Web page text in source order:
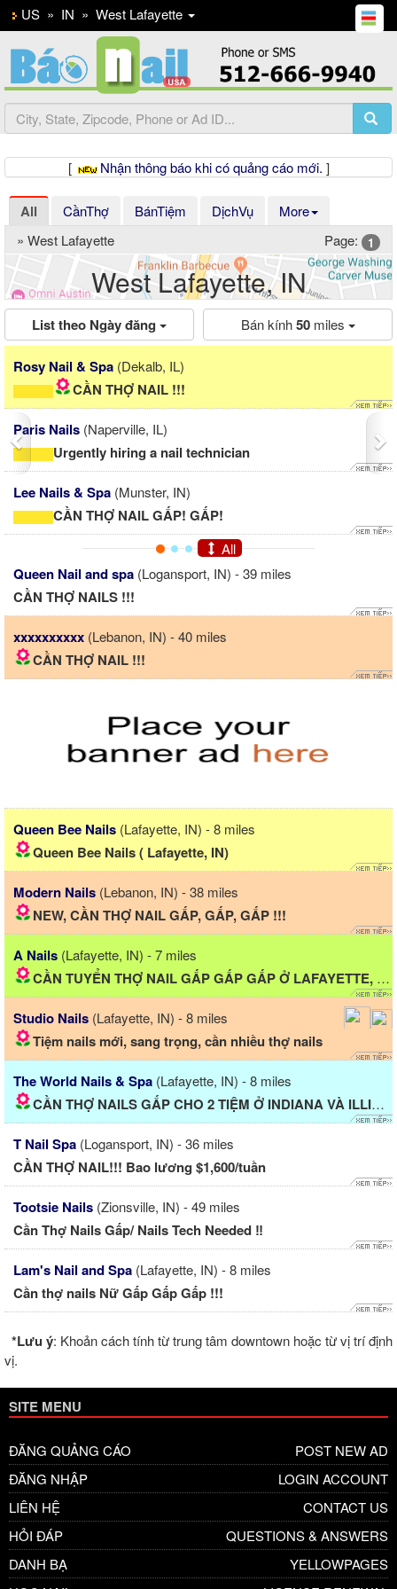
US » IN » West Lafayette
[ Nhận thông báo khi có quảng cáo mới. ]
All CầnThợ BánTiệm DịchVụ
More
» West Lafayette
Page: 1
West Lafayette, IN
List theo Ngày đăng Bán kính50miles
All
Rosy Nail & Spa (Dekalb, IL)
CẦN THỢ NAIL !!!
Paris Nails (Naperville, IL)
Urgently hiring a nail technician
Lee Nails & Spa (Munster, IN)
CẦN THỢ NAIL GẤP! GẤP!
Previous
Queen Nail and spa (Logansport, IN) - 39 miles
CẦN THỢ NAILS !!!
xxxxxxxxxx (Lebanon, IN) - 40 miles
CẦN THỢ NAIL !!!
Queen Bee Nails (Lafayette, IN) - 8 miles
Queen Bee Nails ( Lafayette, IN)
Modern Nails (Lebanon, IN) - 38 miles
NEW, CẦN THỢ NAIL GẤP, GẤP, GẤP !!!
A Nails (Lafayette, IN) - 7 miles
CẦN TUYỂN THỢ NAIL GẤP GẤP GẤP Ở LAFAYETTE, IN!
Studio Nails (Lafayette, IN) - 8 miles
Tiệm nails mới, sang trọng, cần nhiều thợ nails
The World Nails & Spa (Lafayette, IN) - 8 miles
CẦN THỢ NAILS GẤP CHO 2 TIỆM Ở INDIANA VÀ ILLINOIS...
T Nail Spa (Logansport, IN) - 36 miles
CẦN THỢ NAIL!!! Bao lương $1,600/tuần
Tootsie Nails (Zionsville, IN) - 49 miles
Cần Thợ Nails Gấp/ Nails Tech Needed ‼️
Lam's Nail and Spa (Lafayette, IN) - 8 miles
Cần thợ nails Nữ Gấp Gấp Gấp !!!
*Lưu ý: Khoản cách tính từ trung tâm downtown hoặc từ vị trí định
vị.
SITE MENU
ĐĂNG QUẢNG CÁO
POST NEW AD
ĐĂNG NHẬP
LOGIN ACCOUNT
LIÊN HỆ
CONTACT US
HỎI ĐÁP
QUESTIONS & ANSWERS
DANH BẠ
YELLOWPAGES